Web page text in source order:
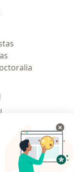
de inicio